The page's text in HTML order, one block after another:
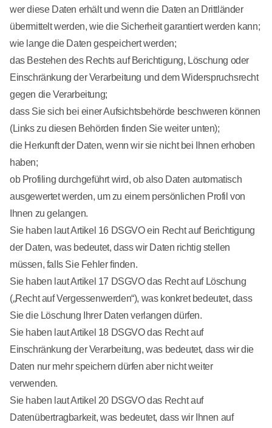
wer diese Daten erhält und wenn die Daten an Drittländer
übermittelt werden, wie die Sicherheit garantiert werden kann;
wie lange die Daten gespeichert werden;
das Bestehen des Rechts auf Berichtigung, Löschung oder
Einschränkung der Verarbeitung und dem Widerspruchsrecht
gegen die Verarbeitung;
dass Sie sich bei einer Aufsichtsbehörde beschweren können
(Links zu diesen Behörden finden Sie weiter unten);
die Herkunft der Daten, wenn wir sie nicht bei Ihnen erhoben
haben;
ob Profiling durchgeführt wird, ob also Daten automatisch
ausgewertet werden, um zu einem persönlichen Profil von
Ihnen zu gelangen.
Sie haben laut Artikel 16 DSGVO ein Recht auf Berichtigung
der Daten, was bedeutet, dass wir Daten richtig stellen
müssen, falls Sie Fehler finden.
Sie haben laut Artikel 17 DSGVO das Recht auf Löschung
(„Recht auf Vergessenwerden“), was konkret bedeutet, dass
Sie die Löschung Ihrer Daten verlangen dürfen.
Sie haben laut Artikel 18 DSGVO das Recht auf
Einschränkung der Verarbeitung, was bedeutet, dass wir die
Daten nur mehr speichern dürfen aber nicht weiter
verwenden.
Sie haben laut Artikel 20 DSGVO das Recht auf
Datenübertragbarkeit, was bedeutet, dass wir Ihnen auf